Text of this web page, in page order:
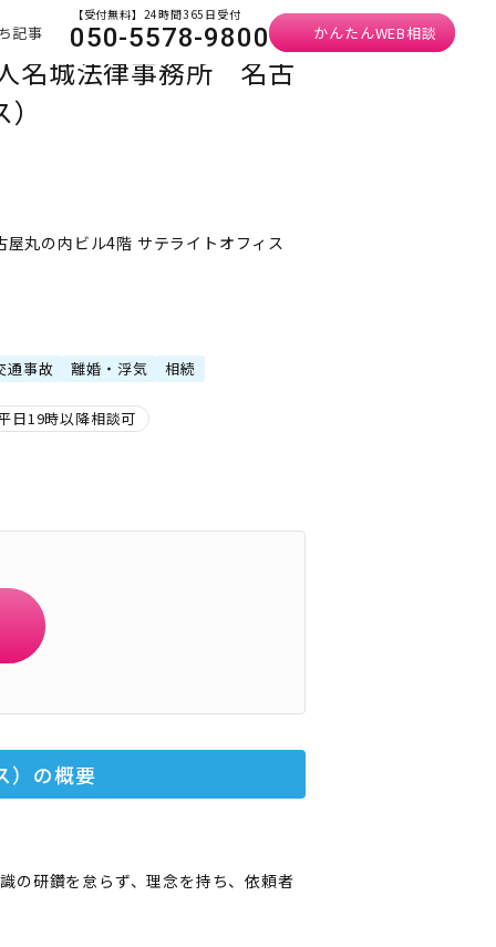
記事
【受付無料】24時間365日受付
050-5578-9800 かんたんWEB相談
名城法律事務所 名古
丸の内ビル4階 サテライトオフィス
通事故 離婚・浮気 相続
日19時以降相談可
の概要
の研鑽を怠らず、理念を持ち、依頼者